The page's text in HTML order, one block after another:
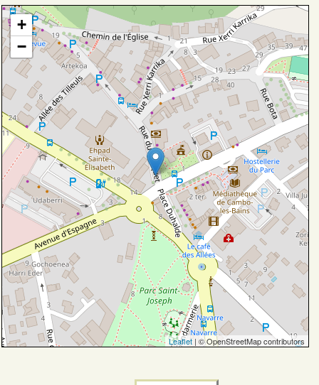
+
−
Leaflet | © OpenStreetMap contributors